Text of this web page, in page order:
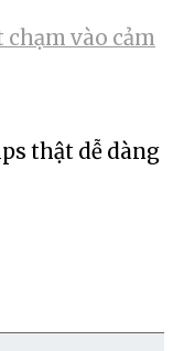
vào cảm
thật dễ dàng